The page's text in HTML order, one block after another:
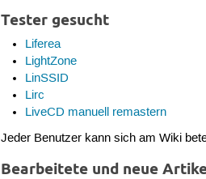
Tester gesucht
Liferea
LightZone
LinSSID
Lirc
LiveCD manuell remastern
Jeder Benutzer kann sich am Wiki
Bearbeitete und neue